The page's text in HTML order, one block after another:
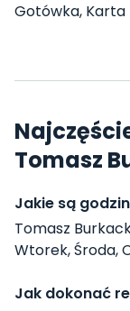
Gotówka,
Tomasz
Jakie są
Tomasz
Wtorek, Środa,
Jak dokonać